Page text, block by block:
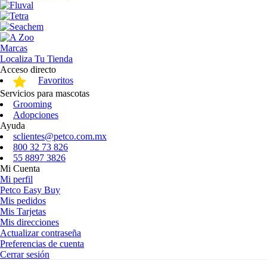
Marcas
Localiza Tu Tienda
Acceso directo
Favoritos
Servicios para mascotas
Grooming
Adopciones
Ayuda
sclientes@petco.com.mx
800 32 73 826
55 8897 3826
Mi Cuenta
Mi perfil
Petco Easy Buy
Mis pedidos
Mis Tarjetas
Mis direcciones
Actualizar contraseña
Preferencias de cuenta
Cerrar sesión